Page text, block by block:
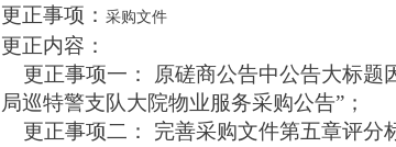
更正事项： 采购文件
更正内容：
更正事项一： 原磋商公告中公告大标题
局巡特警支队大院物业服务采购公告”；
更正事项二： 完善采购文件第五章评分